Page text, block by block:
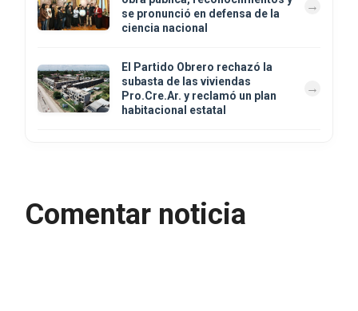
se pronunció en defensa de la
ciencia nacional
El Partido Obrero rechazó la
subasta de las viviendas
Pro.Cre.Ar. y reclamó un plan
habitacional estatal
Comentar noticia